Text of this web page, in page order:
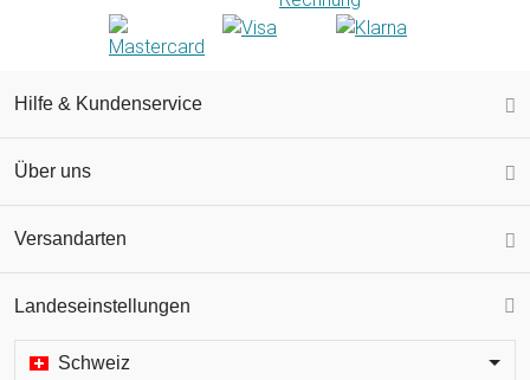
Hilfe & Kundenservice
Über uns
Versandarten
Landeseinstellungen
Schweiz